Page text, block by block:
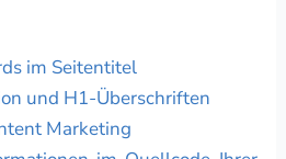
im Seitentitel
und H1-Überschriften
Marketing